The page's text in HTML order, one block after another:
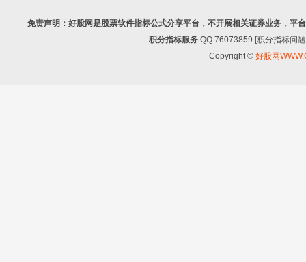
免责声明：好股网是股票软件指标公式分享平台，不开展相关证券业务，平
积分指标服务 QQ:76073859 [积分指标问
Copyright © 好股网